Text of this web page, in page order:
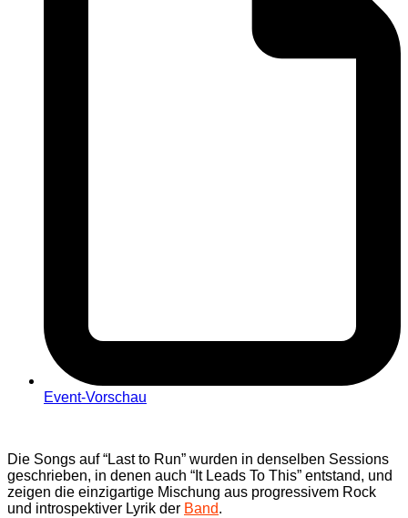
Event-Vorschau
Die Songs auf “Last to Run” wurden in denselben Sessions
geschrieben, in denen auch “It Leads To This” entstand, und
zeigen die einzigartige Mischung aus progressivem Rock
und introspektiver Lyrik der Band.